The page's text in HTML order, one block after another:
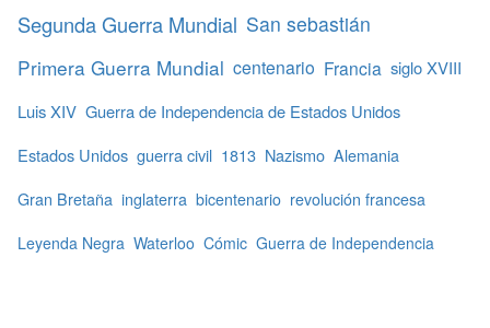
Segunda Guerra Mundial San sebastián
Primera Guerra Mundial centenario Francia siglo XVIII
Luis XIV Guerra de Independencia de Estados Unidos
Estados Unidos guerra civil 1813 Nazismo Alemania
Gran Bretaña inglaterra bicentenario revolución francesa
Leyenda Negra Waterloo Cómic Guerra de Independencia